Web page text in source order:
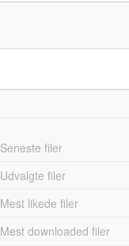
Seneste filer
Udvalgte filer
Mest likede filer
Mest downloaded filer